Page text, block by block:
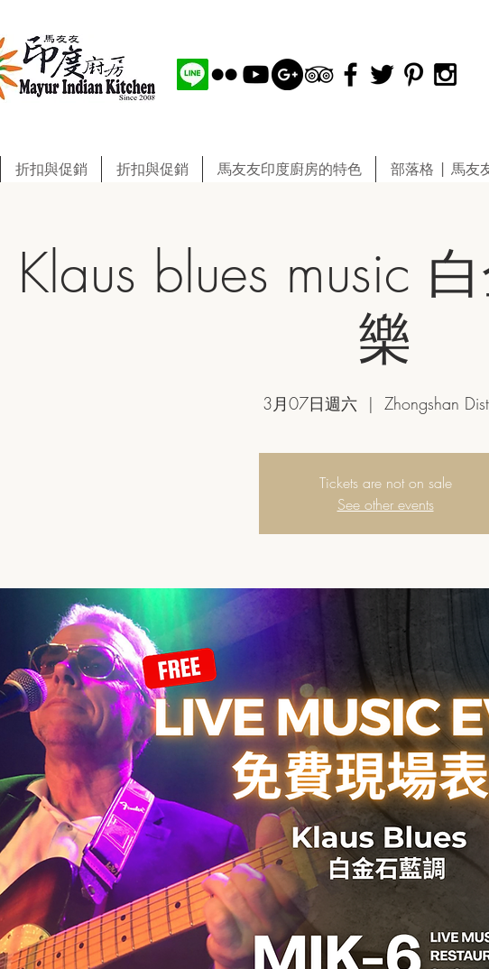
折扣與促銷 折扣與促銷 馬友友印度廚房的特色 部落格 | 馬友
Klaus blues music
樂
3月07日週六
  |
Zhongshan
Tickets are not on sale
See other events